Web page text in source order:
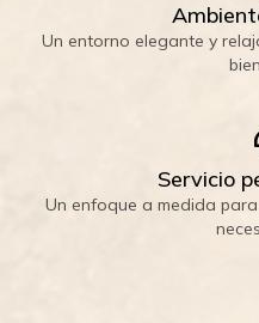
Un entorno elegante y
Servicio
Un enfoque a medida